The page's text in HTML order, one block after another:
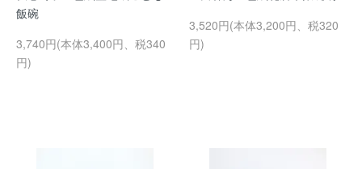
飯碗
3,740円(本体3,400円、税340
円)
3,520円(本体3,200円、税320
円)